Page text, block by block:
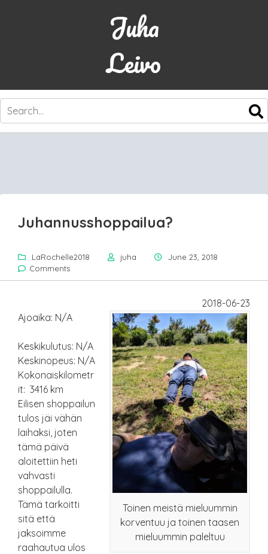
Juha
Leivo
SKIP
CONTENT
Juhannusshoppailua?
LaRochelle2018 juha
June 23, 2018
Comments
2018-06-23
Toinen meistä mieluummin
korventuu ja toinen taasen
mieluummin paleltuu
Ajoaika: N/A
Keskikulutus: N/A
Keskinopeus: N/A
Kokonaiskilometr
it: 3416 km
Eilisen shoppailun
tulos jäi vähän
laihaksi, joten
tämä päivä
aloitettiin heti
vahvasti
shoppailulla.
Tämä tarkoitti
sitä että
jaksoimme
raahautua ulos